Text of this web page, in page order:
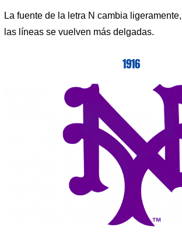
La fuente de la letra N cambia
las líneas se vuelven más delgadas.
1916